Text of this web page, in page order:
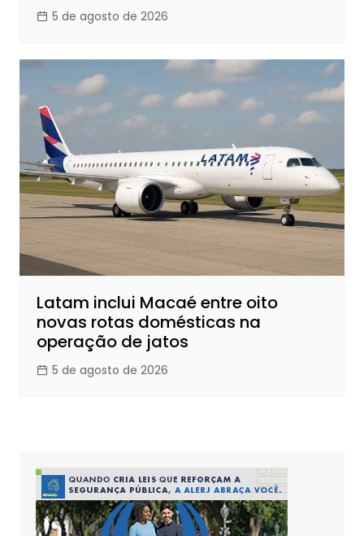
5 de agosto de 2026
Latam inclui Macaé entre oito
novas rotas domésticas na
operação de jatos
5 de agosto de 2026